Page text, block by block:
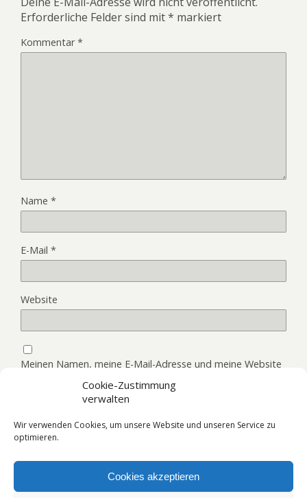
Cookie-Zustimmung
verwalten
Wir verwenden Cookies, um unsere Website und unseren Service zu
optimieren.
Cookies akzeptieren
Erforderliche Felder sind mit* markiert
Kommentar*
Name *
E-Mail *
Website
Meinen Namen, meine E-Mail-Adresse und meine Website
Zum Seitenanfang